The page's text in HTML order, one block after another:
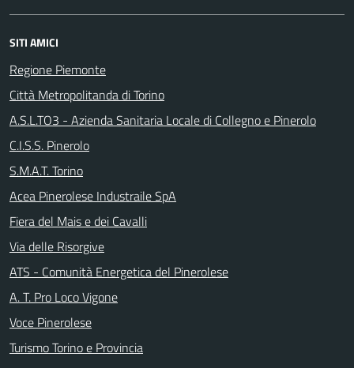
SITI AMICI
Regione Piemonte
Città Metropolitanda di Torino
A.S.L.TO3 - Azienda Sanitaria Locale di Collegno e Pinerolo
C.I.S.S. Pinerolo
S.M.A.T. Torino
Acea Pinerolese Industraile SpA
Fiera del Mais e dei Cavalli
Via delle Risorgive
ATS - Comunità Energetica del Pinerolese
A. T. Pro Loco Vigone
Voce Pinerolese
Turismo Torino e Provincia